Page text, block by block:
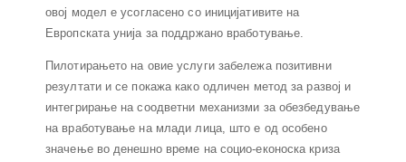
овој модел е усогласено со иницијативите на
Европската унија за поддржано вработување.
Пилотирањето на овие услуги забележа позитивни
резултати и се покажа како одличен метод за развој и
интегрирање на соодветни механизми за обезбедување
на вработување на млади лица, што е од особено
значење во денешно време на социо-еконоска криза